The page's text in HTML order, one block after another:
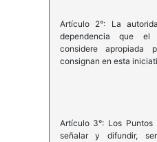
Artículo 2°: La
dependencia que el
considere
consignan en esta
Artículo 3°: Los Puntos
señalar y difundir,